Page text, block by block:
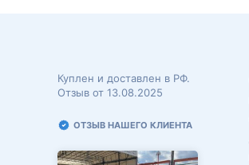
Куплен и доставлен в РФ.
Отзыв от 13.08.2025
ОТЗЫВ НАШЕГО КЛИЕНТА